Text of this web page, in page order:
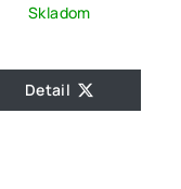
Skladom
Detail